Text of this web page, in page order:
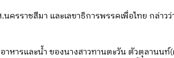
ครราชสีมา และเลขาธิการพรรคเพื่อไทย กล่า
าหารและน้ำ ของนางสาวทานตะวัน ตัวตุลานน